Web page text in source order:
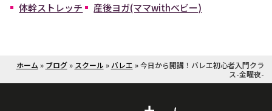
体幹ストレッチ
産後ヨガ(ママwithベビー)
ホーム » ブログ» スクール » バレエ »今日から開講！バレエ初心者入門クラ
ス-金曜夜-